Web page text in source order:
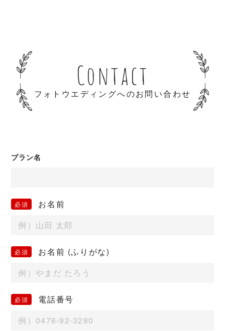
Contact
フォトウエディングへのお問い合わせ
プラン名
お名前
お名前 (ふりがな)
電話番号